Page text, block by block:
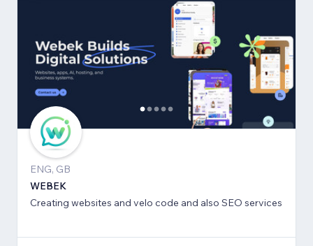
ENG, GB
WEBEK
Creating websites and velo code and also SEO services